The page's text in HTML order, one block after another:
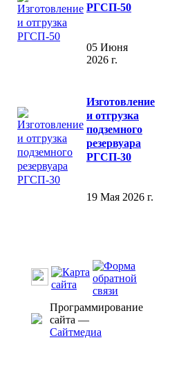
РГСП-50
05 Июня
2026 г.
Изготовление
и отгрузка
подземного
резервуара
РГСП-30
19 Мая 2026 г.
Программирование
сайта —
Сайтмедиа